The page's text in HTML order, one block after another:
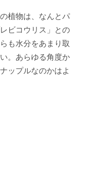
植物は、なんとパ
ビコウリス」との
も水分をあまり取
。あらゆる角度か
ップルなのかはよ